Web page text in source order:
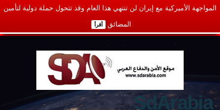
المواجهة الأميركية مع إيران لن تنتهي هذا العام وقد تتحول حملة دولية لتأمين
المضائق أقرأ
SdArabia